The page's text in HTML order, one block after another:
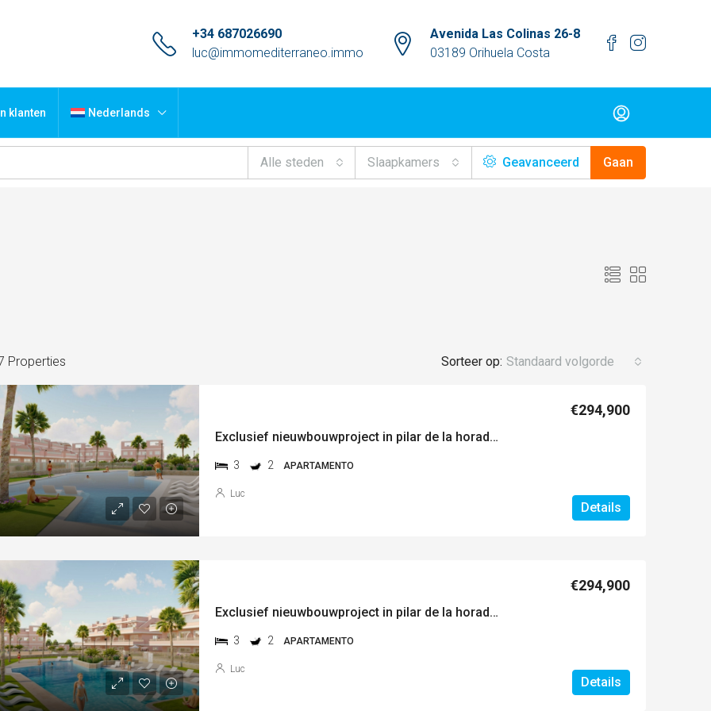
+34 687026690
luc@immomediterraneo.immo
Avenida Las Colinas 26-8
03189 Orihuela Costa
klanten Nederlands
Alle steden Slaapkamers Geavanceerd Gaan
Properties Sorteer op: Standaard volgorde
Exclusief nieuwbouwproject in pilar de la horadada, costa blanca, spanje
€294,900
3 2 APARTAMENTO
Details
Luc
Exclusief nieuwbouwproject in pilar de la horadada, costa blanca, spanje
€294,900
3 2 APARTAMENTO
Details
Luc